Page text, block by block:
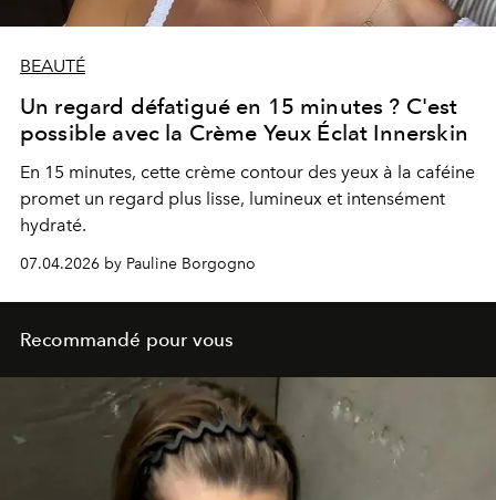
BEAUTÉ
Un regard défatigué en 15 minutes ? C'est
possible avec la Crème Yeux Éclat Innerskin
En 15 minutes, cette crème contour des yeux à la caféine
promet un regard plus lisse, lumineux et intensément
hydraté.
07.04.2026 by Pauline Borgogno
Recommandé pour vous